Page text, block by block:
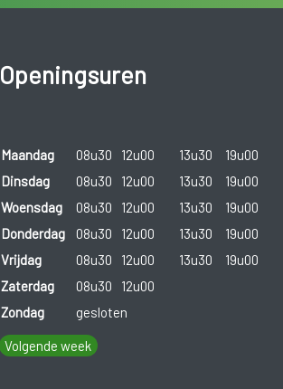
Openingsuren
Maandag 08u30 12u00 13u30
19u00
Dinsdag
08u30 12u00 13u30
19u00
Woensdag
08u30 12u00 13u30
19u00
Donderdag
08u30 12u00 13u30
19u00
Vrijdag
08u30 12u00 13u30
19u00
Zaterdag
08u30
12u00
Zondag
gesloten
Volgende week